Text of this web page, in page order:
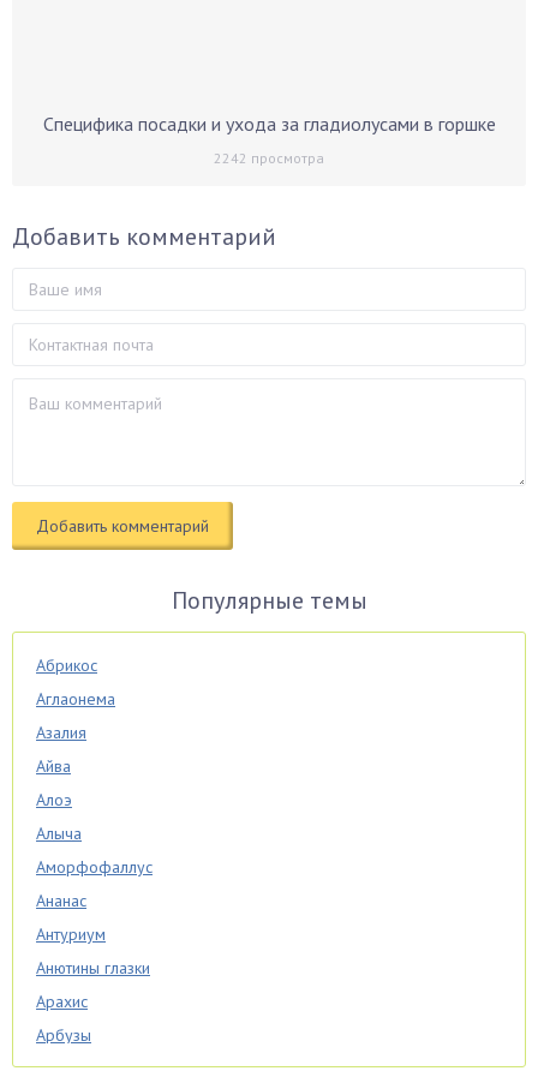
Специфика посадки и ухода за гладиолусами в горшке
2242 просмотра
Добавить комментарий
Популярные темы
Абрикос
Аглаонема
Азалия
Айва
Алоэ
Алыча
Аморфофаллус
Ананас
Антуриум
Анютины глазки
Арахис
Арбузы